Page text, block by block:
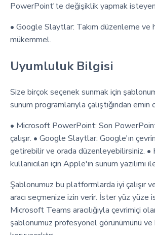
PowerPoint'te değişiklik yapmak
• Google Slaytlar: Takım düzenleme ve
mükemmel.
Uyumluluk Bilgisi
Size birçok seçenek sunmak için
sunum programlarıyla çalıştığından emin
• Microsoft PowerPoint: Son
çalışır. • Google Slaytlar: Google'ın
getirebilir ve orada düzenleyebilirsiniz. •
kullanıcıları için Apple'ın sunum yazılımı
Şablonumuz bu platformlarda iyi çalışır
aracı seçmenize izin verir. İster yüz yüze
Microsoft Teams aracılığıyla çevrimiçi
şablonumuz profesyonel görünümünü ve